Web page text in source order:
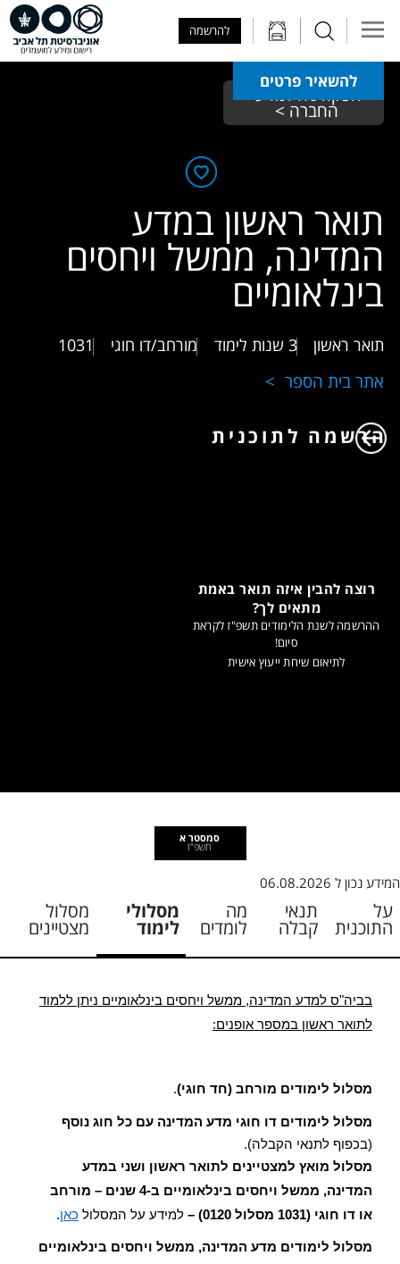
להרשמה
להשאיר פרטים
הפקולטה למדעי
החברה >
תואר ראשון במדע
המדינה, ממשל ויחסים
בינלאומיים
תואר ראשון 3 שנות לימוד מורחב/דו חוגי 1031
אתר בית הספר
הרשמה לתוכנית
רוצה להבין איזה תואר באמת
מתאים לך?
ההרשמה לשנת הלימודים תשפ"ז לקראת
סיום!
לתיאום שיחת ייעוץ אישית
סמסטר א
תשפ"ז
המידע נכון ל 06.08.2026
על
התוכנית
תנאי
קבלה
מה
לומדים
מסלולי
לימוד
מסלול
מצטיינים
בביה"ס למדע המדינה, ממשל ויחסים בינלאומיים ניתן ללמוד
לתואר ראשון במספר אופנים:
מסלול לימודים מורחב (חד חוגי).
מסלול לימודים דו חוגי מדע המדינה עם כל חוג נוסף
(בכפוף לתנאי הקבלה).
מסלול מואץ למצטיינים לתואר ראשון ושני במדע
המדינה, ממשל ויחסים בינלאומיים ב-4 שנים – מורחב
או דו חוגי (1031 מסלול 0120) –
למידע על המסלול כאן.
מסלול לימודים מדע המדינה, ממשל ויחסים בינלאומיים